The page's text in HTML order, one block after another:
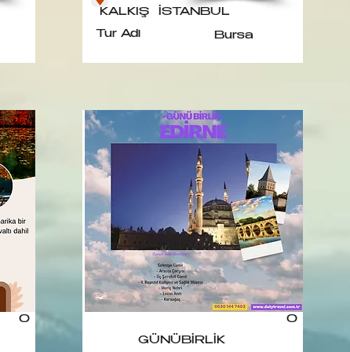
0
KALKIŞ
İSTANBUL
Tur Adı
Bursa
0
GÜNÜBİRLİK